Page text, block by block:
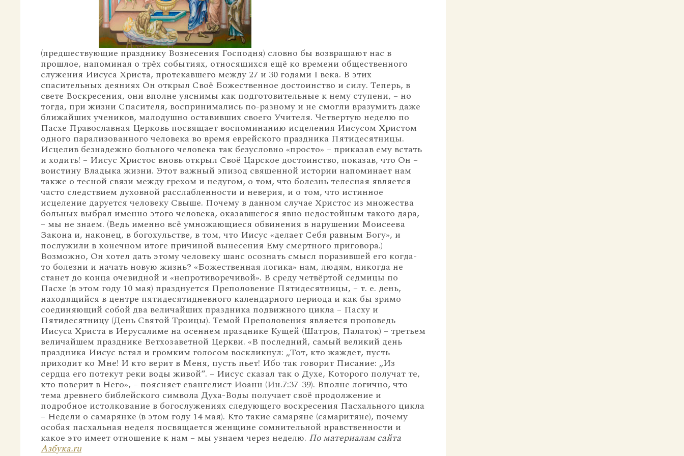
(предшествующие празднику Вознесения Господня) словно бы возвращают нас в
прошлое, напоминая о трёх событиях, относящихся ещё ко времени общественного
служения Иисуса Христа, протекавшего между 27 и 30 годами I века. В этих
спасительных деяниях Он открыл Своё Божественное достоинство и силу. Теперь, в
свете Воскресения, они вполне уяснимы как подготовительные к нему ступени, – но
тогда, при жизни Спасителя, воспринимались по-разному и не смогли вразумить даже
ближайших учеников, малодушно оставивших своего Учителя. Четвертую неделю по
Пасхе Православная Церковь посвящает воспоминанию исцеления Иисусом Христом
одного парализованного человека во время еврейского праздника Пятидесятницы.
Исцелив безнадежно больного человека так безусловно «просто» – приказав ему встать
и ходить! – Иисус Христос вновь открыл Своё Царское достоинство, показав, что Он –
воистину Владыка жизни. Этот важный эпизод священной истории напоминает нам
также о тесной связи между грехом и недугом, о том, что болезнь телесная является
часто следствием духовной расслабленности и неверия, и о том, что истинное
исцеление даруется человеку Свыше. Почему в данном случае Христос из множества
больных выбрал именно этого человека, оказавшегося явно недостойным такого дара,
– мы не знаем. (Ведь именно всё умножающиеся обвинения в нарушении Моисеева
Закона и, наконец, в богохульстве, в том, что Иисус «делает Себя равным Богу», и
послужили в конечном итоге причиной вынесения Ему смертного приговора.)
Возможно, Он хотел дать этому человеку шанс осознать смысл поразившей его когда-
то болезни и начать новую жизнь? «Божественная логика» нам, людям, никогда не
станет до конца очевидной и «непротиворечивой». В среду четвёртой седмицы по
Пасхе (в этом году 10 мая) празднуется Преполовение Пятидесятницы, – т. е. день,
находящийся в центре пятидесятидневного календарного периода и как бы зримо
соединяющий собой два величайших праздника подвижного цикла – Пасху и
Пятидесятницу (День Святой Троицы). Темой Преполовения является проповедь
Иисуса Христа в Иерусалиме на осеннем празднике Кущей (Шатров, Палаток) – третьем
величайшем празднике Ветхозаветной Церкви. «В последний, самый великий день
праздника Иисус встал и громким голосом воскликнул: „Тот, кто жаждет, пусть
приходит ко Мне! И кто верит в Меня, пусть пьет! Ибо так говорит Писание: „Из
сердца его потекут реки воды живой“. – Иисус сказал так о Духе, Которого получат те,
кто поверит в Него», – поясняет евангелист Иоанн (Ин.7:37-39). Вполне логично, что
тема древнего библейского символа Духа-Воды получает своё продолжение и
подробное истолкование в богослужениях следующего воскресения Пасхального цикла
– Недели о самарянке (в этом году 14 мая). Кто такие самаряне (самаритяне), почему
особая пасхальная неделя посвящается женщине сомнительной нравственности и
какое это имеет отношение к нам – мы узнаем через неделю. По материалам сайта
Азбука.ru